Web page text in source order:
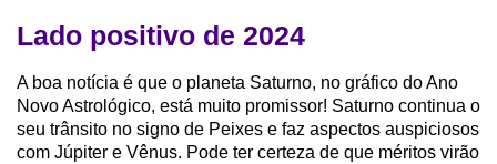
Lado positivo de 2024
A boa notícia é que o planeta Saturno, no gráfico do Ano
Novo Astrológico, está muito promissor! Saturno continua o
seu trânsito no signo de Peixes e faz aspectos auspiciosos
com Júpiter e Vênus. Pode ter certeza de que méritos virão